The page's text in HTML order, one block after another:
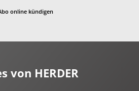
online kündigen
von HERDER